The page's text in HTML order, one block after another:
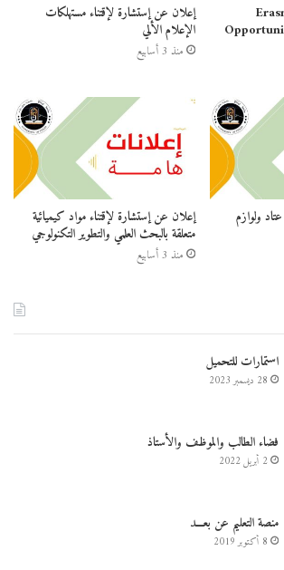
إعلان عن إستشارة لإقتناء مستهلكات
الإعلام الألي
منذ 3 أسابيع
ولوازم إعلان عن إستشارة لإقتناء مواد كيميائية
متعلقة بالبحث العلمي والتطوير التكنولوجي
منذ 3 أسابيع
استمارات للتحميل
28 ديسمبر 2023
فضاء الطالب والموظف والأستاذ
2 أبريل 2022
منصة التعليم عن بعـــد
8 أكتوبر 2019